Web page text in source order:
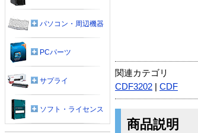
関連カテゴリ
CDF3202
CDF
商品説明
パソコン・周辺機器
PCパーツ
サプライ
ソフト・ライセンス